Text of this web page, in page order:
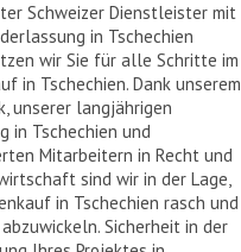
Schweizer Dienstleister mit
in Tschechien
wir Sie für alle Schritte im
in Tschechien. Dank unserem
unserer langjährigen
in Tschechien und
Mitarbeitern in Recht und
sind wir in der Lage,
in Tschechien rasch und
Sicherheit in der